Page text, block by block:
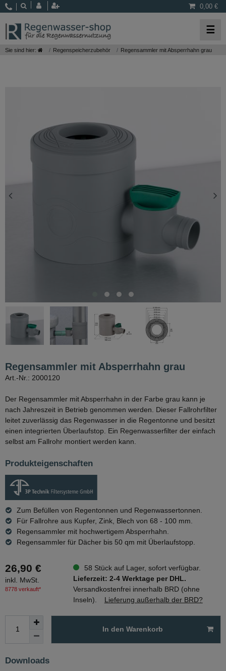
0,00 €
☰
Sie sind hier: Regenspeicherzubehör Regensammler mit Absperrhahn grau
Regensammler mit Absperrhahn grau
Art.-Nr.: 2000120
Der Regensammler mit Absperrhahn in der Farbe grau kann je
nach Jahreszeit in Betrieb genommen werden. Dieser Fallrohrfilter
leitet zuverlässig das Regenwasser in die Regentonne und besitzt
einen integrierten Überlaufstop. Ein Regenwasserfilter der einfach
selbst am Fallrohr montiert werden kann.
Produkteigenschaften
Zum Befüllen von Regentonnen und Regenwassertonnen.
Für Fallrohre aus Kupfer, Zink, Blech von 68 - 100 mm.
Regensammler mit hochwertigem Absperrhahn.
Regensammler für Dächer bis 50 qm mit Überlaufstopp.
26,90 €
inkl. MwSt.
8778 verkauft*
58 Stück auf Lager, sofort verfügbar.
Lieferzeit: 2-4 Werktage per DHL.
Versandkostenfrei innerhalb BRD (ohne
Inseln).
Lieferung außerhalb der BRD?
In den Warenkorb
Downloads